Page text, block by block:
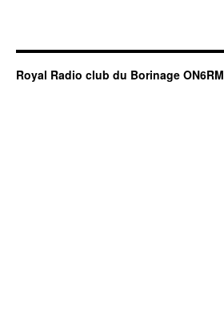
Royal Radio club du Borinage ON6RM